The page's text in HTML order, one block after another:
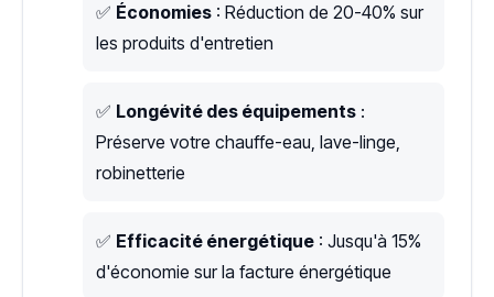
✅ Économies : Réduction de 20-40% sur
les produits d'entretien
✅ Longévité des équipements :
Préserve votre chauffe-eau, lave-linge,
robinetterie
✅ Efficacité énergétique : Jusqu'à 15%
d'économie sur la facture énergétique